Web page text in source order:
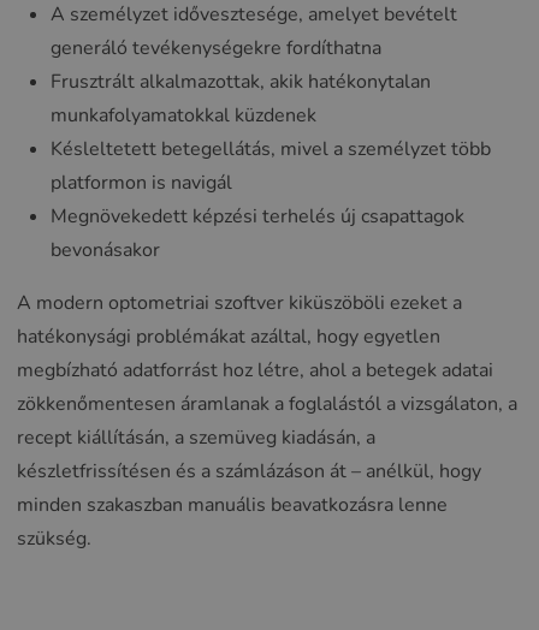
A személyzet idővesztesége, amelyet bevételt
generáló tevékenységekre fordíthatna
Frusztrált alkalmazottak, akik hatékonytalan
munkafolyamatokkal küzdenek
Késleltetett betegellátás, mivel a személyzet több
platformon is navigál
Megnövekedett képzési terhelés új csapattagok
bevonásakor
A modern optometriai szoftver kiküszöböli ezeket a
hatékonysági problémákat azáltal, hogy egyetlen
megbízható adatforrást hoz létre, ahol a betegek adatai
zökkenőmentesen áramlanak a foglalástól a vizsgálaton, a
recept kiállításán, a szemüveg kiadásán, a
készletfrissítésen és a számlázáson át – anélkül, hogy
minden szakaszban manuális beavatkozásra lenne
szükség.